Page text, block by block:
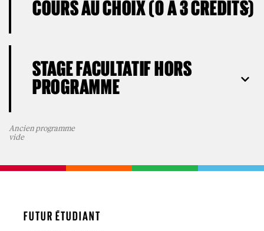
COURS AU CHOIX (0 À 3 CRÉDITS)
STAGE FACULTATIF HORS
PROGRAMME
Ancien programme
vide
FUTUR ÉTUDIANT